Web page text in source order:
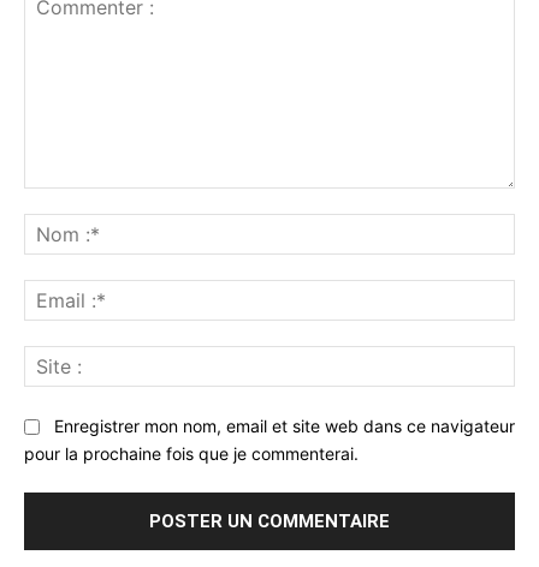
:*
:*
:
Enregistrer mon nom, email et site web dans ce navigateur
pour la prochaine fois que je commenterai.